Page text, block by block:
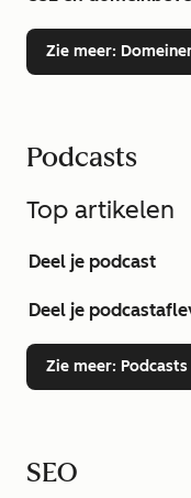
Zie meer:
Podcasts
Top artikelen
Deel je podcast
Deel je
Zie meer: Podcasts
SEO